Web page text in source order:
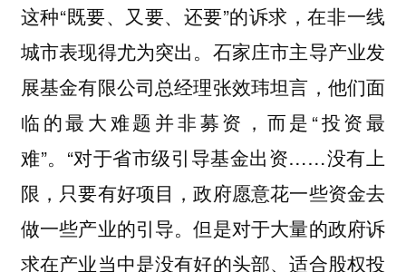
这种“既要、又要、还要”的诉求，在非一线
城市表现得尤为突出。 石家庄市主导产业发
展基金有限公司总经理张效玮坦言，他们面
临的最大难题并非募资，而是“投资最
难”。“对于省市级引导基金出资……没有上
限，只要有好项目，政府愿意花一些资金去
做一些产业的引导。但是对于大量的政府诉
求在产业当中是没有好的头部、适合股权投